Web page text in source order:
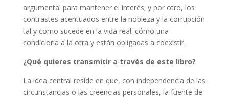
argumental para mantener el interés; y por otro, los
contrastes acentuados entre la nobleza y la corrupción
tal y como sucede en la vida real: cómo una
condiciona a la otra y están obligadas a coexistir.
¿Qué quieres transmitir a través de este libro?
La idea central reside en que, con independencia de las
circunstancias o las creencias personales, la fuente de